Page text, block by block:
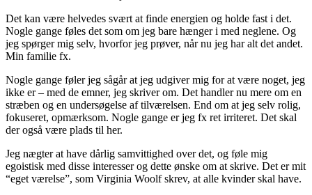
Det kan være helvedes svært at finde energien og holde fast i det.
Nogle gange føles det som om jeg bare hænger i med neglene. Og
jeg spørger mig selv, hvorfor jeg prøver, når nu jeg har alt det andet.
Min familie fx.
Nogle gange føler jeg sågår at jeg udgiver mig for at være noget, jeg
ikke er – med de emner, jeg skriver om. Det handler nu mere om en
stræben og en undersøgelse af tilværelsen. End om at jeg selv rolig,
fokuseret, opmærksom. Nogle gange er jeg fx ret irriteret. Det skal
der også være plads til her.
Jeg nægter at have dårlig samvittighed over det, og føle mig
egoistisk med disse interesser og dette ønske om at skrive. Det er mit
“eget værelse”, som Virginia Woolf skrev, at alle kvinder skal have.